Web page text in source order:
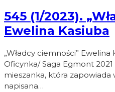
545 (1/2023).
Ewelina Kasiuba
„Władcy ciemności”
Oficynka/ Saga Egmont
mieszanka, która
napisana…